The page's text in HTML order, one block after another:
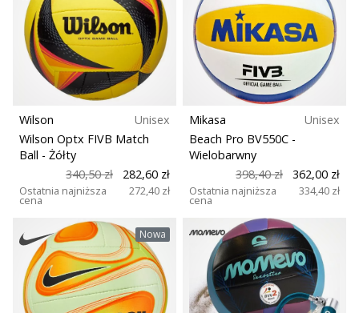
Świąteczne
prezenty
dla
siatkarzy
porady
prezentowe
pomogą
wybrać
idealny
prezent!
Znajdź
buty,
ubrania
i…
Rozmiar
Teamsales
Typ piłki 1
Plac zabaw
Sport
Wilson
Unisex
Wilson Optx FIVB Match
Ball - Żółty
340,50 zł
282,60 zł
Ostatnia najniższa
cena
272,40 zł
Mikasa
Unisex
Beach Pro BV550C -
Wielobarwny
398,40 zł
362,00 zł
Ostatnia najniższa
cena
334,40 zł
Nowa